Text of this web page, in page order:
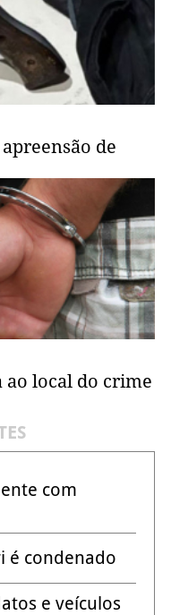
de
local do crime
com
é condenado
e veículos